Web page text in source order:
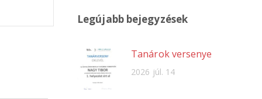
Legújabb bejegyzések
Tanárok versenye
2026 júl. 14